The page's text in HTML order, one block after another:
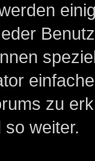
zu
weiter.